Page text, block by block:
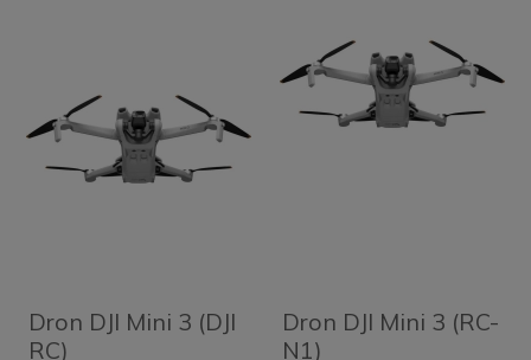
Dron DJI Mini 3 (DJI
RC)
Dron DJI Mini 3 (RC-
N1)